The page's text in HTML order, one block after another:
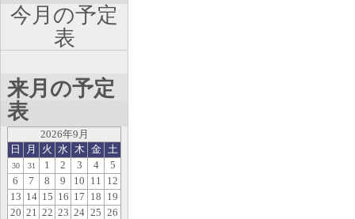
今月の予定
表
来月の予定
表
2026年9月
日
月 火 水 木 金 土
30 31 1 2 3 4
5
6
7 8 9 10 11
12
13 14 15 16 17 18 19
20 21 22 23 24 25 26